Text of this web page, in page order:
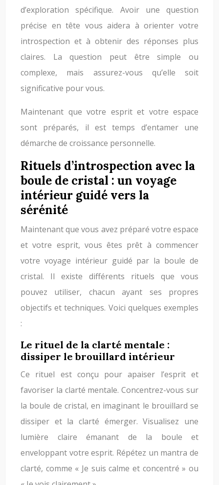
d’exploration spécifique. Avoir une question
précise en tête vous aidera à orienter votre
introspection et à obtenir des réponses plus
claires. La question peut être simple ou
complexe, mais assurez-vous qu’elle soit
significative pour vous.
Maintenant que votre esprit et votre espace
sont préparés, il est temps d’entamer une
démarche de croissance personnelle.
Rituels d’introspection avec la
boule de cristal : un voyage
intérieur guidé vers la
sérénité
Maintenant que vous avez préparé votre espace
et votre esprit, vous êtes prêt à commencer
votre voyage intérieur guidé par la boule de
cristal. Il existe différents rituels que vous
pouvez utiliser, chacun ayant ses propres
objectifs et techniques. Voici quelques exemples
:
Le rituel de la clarté mentale :
dissiper le brouillard intérieur
Ce rituel est conçu pour apaiser l’esprit et
favoriser la clarté mentale. Concentrez-vous sur
la boule de cristal, en imaginant le brouillard se
dissiper et la clarté émerger. Visualisez une
lumière claire émanant de la boule et
enveloppant votre esprit. Répétez un mantra de
clarté, comme « Je suis calme et concentré » ou